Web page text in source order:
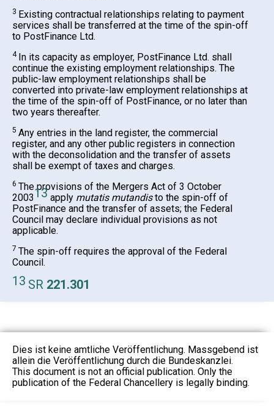
3 Existing contractual relationships relating to payment
services shall be transferred at the time of the spin-off
to PostFinance Ltd.
4 In its capacity as employer, PostFinance Ltd. shall
continue the existing employment relationships. The
public-law employment relationships shall be
converted into private-law employment relationships at
the time of the spin-off of PostFinance, or no later than
two years thereafter.
5 Any entries in the land register, the commercial
register, and any other public registers in connection
with the deconsolidation and the transfer of assets
shall be exempt of taxes and charges.
6 The provisions of the Mergers Act of 3 October
200313 apply mutatis mutandisto the spin-off of
PostFinance and the transfer of assets; the Federal
Council may declare individual provisions as not
applicable.
7 The spin-off requires the approval of the Federal
Council.
13 SR 221.301
Dies ist keine amtliche Veröffentlichung. Massgebend ist
allein die Veröffentlichung durch die Bundeskanzlei.
This document is not an official publication. Only the
publication of the Federal Chancellery is legally binding.